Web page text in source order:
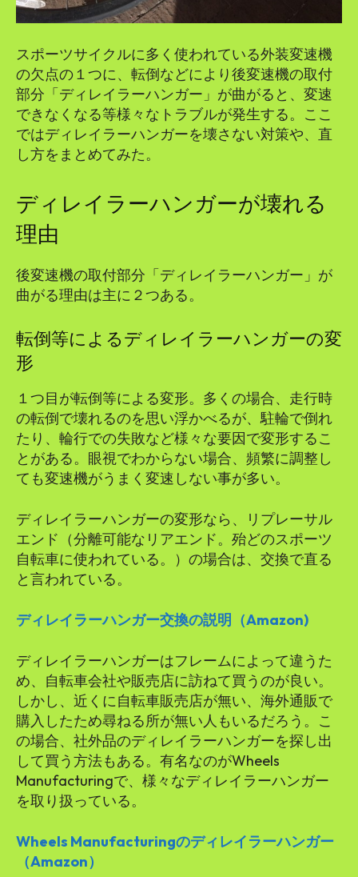
スポーツサイクルに多く使われている外装変速機
の欠点の１つに、転倒などにより後変速機の取付
部分「ディレイラーハンガー」が曲がると、変速
できなくなる等様々なトラブルが発生する。ここ
ではディレイラーハンガーを壊さない対策や、直
し方をまとめてみた。
ディレイラーハンガーが壊れる
理由
後変速機の取付部分「ディレイラーハンガー」が
曲がる理由は主に２つある。
転倒等によるディレイラーハンガーの変
形
１つ目が転倒等による変形。多くの場合、走行時
の転倒で壊れるのを思い浮かべるが、駐輪で倒れ
たり、輪行での失敗など様々な要因で変形するこ
とがある。眼視でわからない場合、頻繁に調整し
ても変速機がうまく変速しない事が多い。
ディレイラーハンガーの変形なら、リプレーサル
エンド（分離可能なリアエンド。殆どのスポーツ
自転車に使われている。）の場合は、交換で直る
と言われている。
ディレイラーハンガー交換の説明（Amazon)
ディレイラーハンガーはフレームによって違うた
め、自転車会社や販売店に訪ねて買うのが良い。
しかし、近くに自転車販売店が無い、海外通販で
購入したため尋ねる所が無い人もいるだろう。こ
の場合、社外品のディレイラーハンガーを探し出
して買う方法もある。有名なのがWheels
Manufacturingで、様々なディレイラーハンガー
を取り扱っている。
Wheels Manufacturingのディレイラーハンガー
（Amazon）